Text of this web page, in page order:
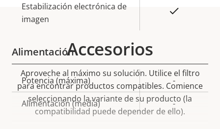
Estabilización electrónica de
imagen
Alimentación
Descripción
de
propiedad
Valor de
la
propiedad
Potencia (máxima) -
Alimentación (media) -
Accesorios
Aproveche al máximo su solución. Utilice el filtro
para encontrar productos compatibles. Comience
seleccionando la variante de su producto (la
compatibilidad puede depender de ello).